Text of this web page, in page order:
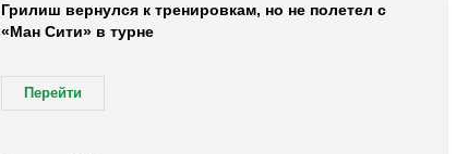
Грилиш вернулся к тренировкам, но не полетел с
«Ман Сити» в турне
Перейти